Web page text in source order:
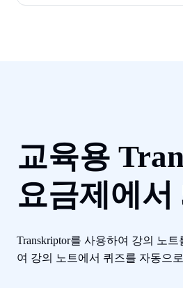
교육용
요금제에서
Transkriptor를 사용하여 강의 노
여 강의 노트에서 퀴즈를 자동으